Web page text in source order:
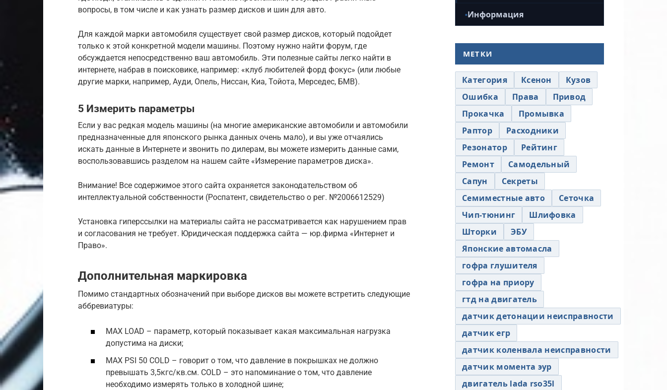
вопросы, в том числе и как узнать размер дисков и шин для авто.
Для каждой марки автомобиля существует свой размер дисков, который подойдет
только к этой конкретной модели машины. Поэтому нужно найти форум, где
обсуждается непосредственно ваш автомобиль. Эти полезные сайты легко найти в
интернете, набрав в поисковике, например: «клуб любителей форд фокус» (или любые
другие марки, например, Ауди, Опель, Ниссан, Киа, Тойота, Мерседес, БМВ).
5 Измерить параметры
Если у вас редкая модель машины (на многие американские автомобили и автомобили
предназначенные для японского рынка данных очень мало), и вы уже отчаялись
искать данные в Интернете и звонить по дилерам, вы можете измерить данные сами,
воспользовавшись разделом на нашем сайте «Измерение параметров диска».
Внимание! Все содержимое этого сайта охраняется законодательством об
интеллектуальной собственности (Роспатент, свидетельство о рег. №2006612529)
Установка гиперссылки на материалы сайта не рассматривается как нарушением прав
и согласования не требует. Юридическая поддержка сайта — юр.фирма «Интернет и
Право».
Дополнительная маркировка
Помимо стандартных обозначений при выборе дисков вы можете встретить следующие
аббревиатуры:
MAX LOAD – параметр, который показывает какая максимальная нагрузка
допустима на диски;
MAX PSI 50 COLD – говорит о том, что давление в покрышках не должно
превышать 3,5кгс/кв.см. COLD – это напоминание о том, что давление
необходимо измерять только в холодной шине;
Информация
МЕТКИ
Категория Ксенон
Кузов
Ошибка
Права
Привод
Прокачка
Промывка
Раптор
Расходники
Резонатор
Рейтинг
Ремонт
Самодельный
Сапун
Секреты
Семиместные авто
Сеточка
Чип-тюнинг
Шлифовка
Шторки
ЭБУ
Японские автомасла
гофра глушителя
гофра на приору
гтд на двигатель
датчик детонации неисправности
датчик егр
датчик коленвала неисправности
датчик момента эур
двигатель lada rso35l